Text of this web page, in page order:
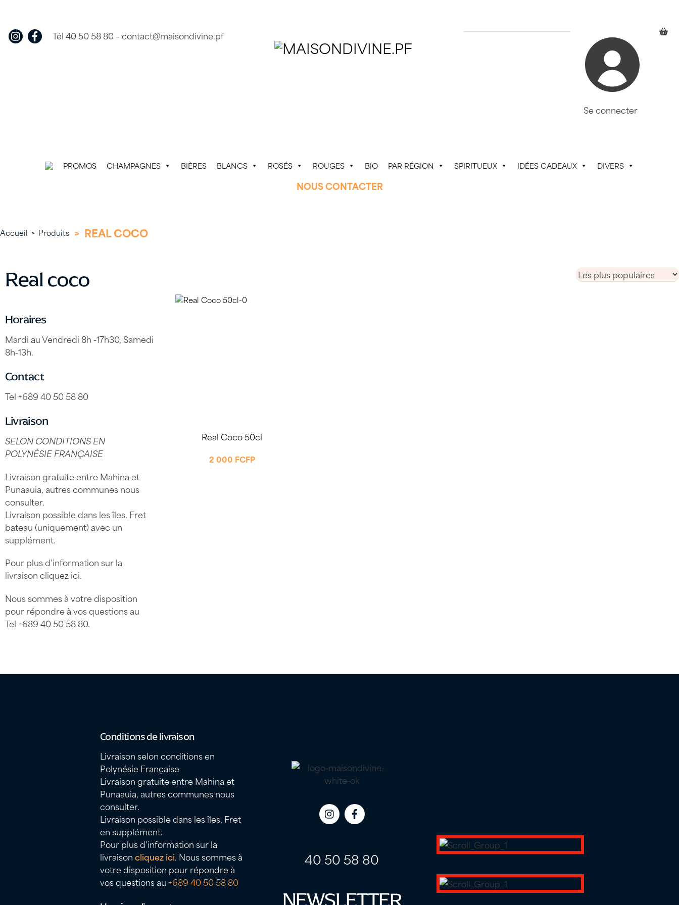
content
Tél 40 50 58 80–contact@maisondivine.pf
Se connecter
PROMOS CHAMPAGNES BIÈRES BLANCS ROSÉS ROUGES BIO PAR RÉGION SPIRITUEUX IDÉES CADEAUX DIVERS
NOUS CONTACTER
Accueil > Produits > REAL COCO
Real coco
Horaires
Mardi au Vendredi 8h -17h30, Samedi
8h-13h.
Contact
Tel +689 40 50 58 80
Livraison
SELON CONDITIONS EN
POLYNÉSIE FRANÇAISE
Livraison gratuite entre Mahina et
Punaauia, autres communes nous
consulter.
Livraison possible dans les îles. Fret
bateau (uniquement) avec un
supplément.
Pour plus d’information sur la
livraisoncliquez ici.
Nous sommes à votre disposition
pour répondre à vos questions au
Tel +689 40 50 58 80.
Real Coco 50cl
2 000 FCFP
Conditions de livraison
Livraison selon conditions en
Polynésie Française
Livraison gratuite entre Mahina et
Punaauia, autres communes nous
consulter.
Livraison possible dans les îles. Fret
en supplément.
Pour plus d’information sur la
livraisoncliquez ici. Nous sommes à
votre disposition pour répondre à
vos questions au +689 40 50 58 80
Icon
Icon
40 50 58 80
NEWSLETTER